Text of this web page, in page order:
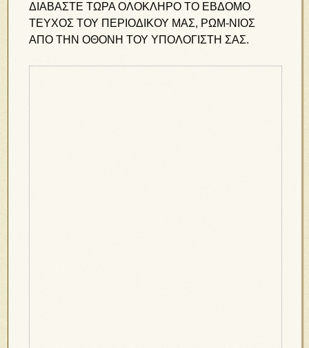
ΔΙΑΒΑΣΤΕ ΤΩΡΑ ΟΛΟΚΛΗΡΟ ΤΟ EΒΔΟΜΟ
ΤΕΥΧΟΣ ΤΟΥ ΠΕΡΙΟΔΙΚΟΥ ΜΑΣ, ΡΩΜ-ΝΙΟΣ
ΑΠΟ ΤΗΝ ΟΘΟΝΗ ΤΟΥ ΥΠΟΛΟΓΙΣΤΗ ΣΑΣ.